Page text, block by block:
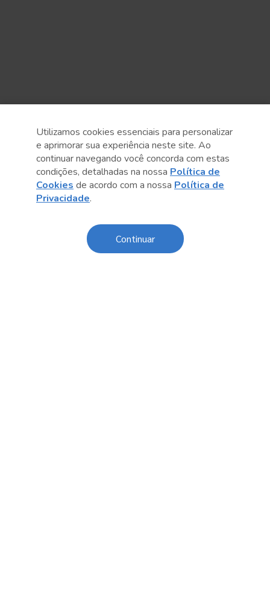
Anterior Próximo post
Utilizamos cookies essenciais para personalizar
e aprimorar sua experiência neste site. Ao
continuar navegando você concorda com estas
condições, detalhadas na nossa Política de
Cookies de acordo com a nossa Política de
Privacidade.
Continuar